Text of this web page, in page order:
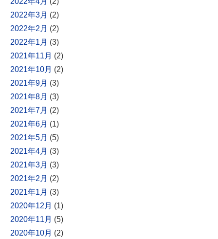
2022年3月 (2)
2022年2月 (2)
2022年1月 (3)
2021年11月 (2)
2021年10月 (2)
2021年9月 (3)
2021年8月 (3)
2021年7月 (2)
2021年6月 (1)
2021年5月 (5)
2021年4月 (3)
2021年3月 (3)
2021年2月 (2)
2021年1月 (3)
2020年12月 (1)
2020年11月 (5)
2020年10月 (2)